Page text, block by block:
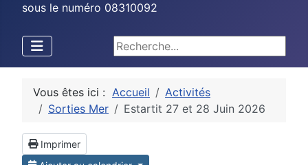
sous le numéro 08310092
Rechercher
Vous êtes ici : Accueil
Activités
Sorties Mer
Estartit 27 et 28 Juin 2026
Imprimer